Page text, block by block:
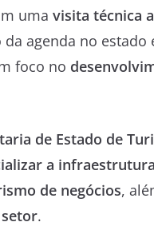
uma visita técnica
agenda no estado
foco no
de Estado de
a
de negócios,
.